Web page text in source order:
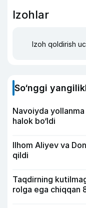
Izohlar
Izoh qoldirish
So‘nggi
Navoiyda
halok bo‘ldi
Ilhom Aliyev va
qildi
Taqdirning
rolga ega chiqqan